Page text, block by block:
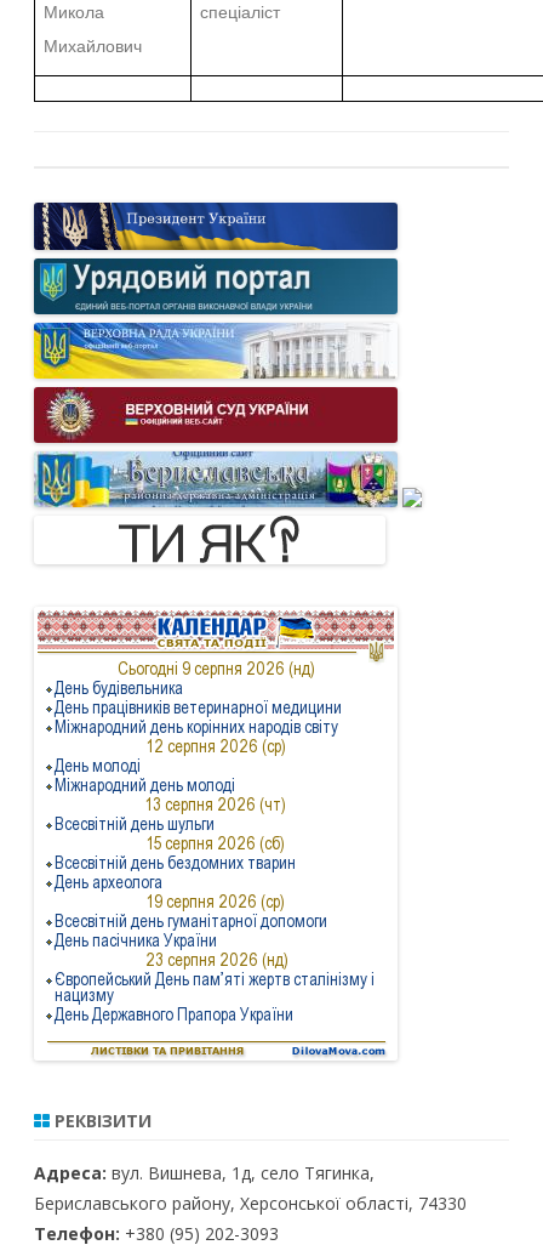
Микола
Михайлович
спеціаліст
РЕКВІЗИТИ
Адреса: вул. Вишнева, 1д, село Тягинка,
Бериславського району, Херсонської області, 74330
Телефон: +380 (95) 202-3093